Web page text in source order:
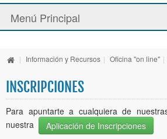
Menú Principal
La Caja Blanca
Ayudas y Premios
| Información y Recursos | Oficina "on line" |
INSCRIPCIONES
Para apuntarte a cualquiera de
nuestra
Aplicación de Inscripciones